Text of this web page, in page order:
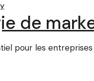
de
pour les